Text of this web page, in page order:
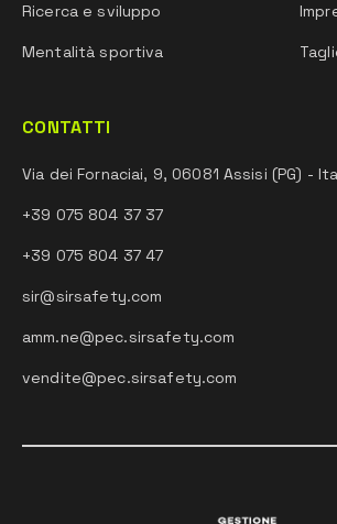
Ricerca e sviluppo
Mentalità sportiva
CONTATTI
Via dei Fornaciai, 9, 06081 Assisi (PG) -
+39 075 804 37 37
+39 075 804 37 47
sir@sirsafety.com
amm.ne@pec.sirsafety.com
vendite@pec.sirsafety.com